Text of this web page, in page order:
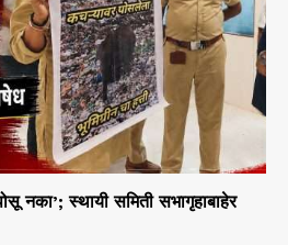
नका’; स्थायी समिती सभागृहाबाहेर